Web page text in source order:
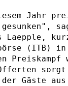
Jahr
Laepple,
(ITB)
Offerten
Gäste aus